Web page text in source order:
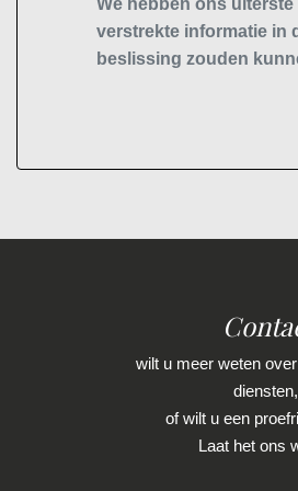
Multimedia scherm
Passagiersairbag
Interieur
Achterbank verwarmd
Armsteun voor
We hebben ons
verstrekte informatie in
beslissing zouden
wilt u meer weten
diensten,
of wilt u een
Laat het ons